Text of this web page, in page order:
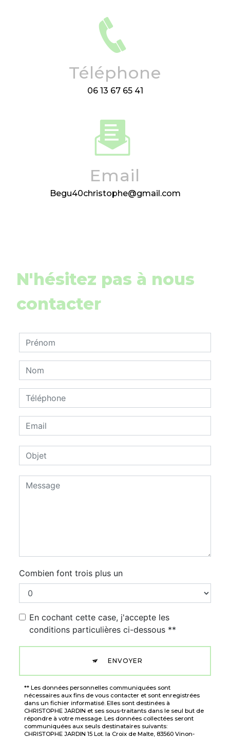
Téléphone
06 13 67 65 41
Email
begu40christophe@gmail.com
N'hésitez pas à nous
contacter
Combien font trois plus un
En cochant cette case, j'accepte les
conditions particulières ci-dessous **
ENVOYER
** Les données personnelles communiquées sont
nécessaires aux fins de vous contacter et sont enregistrées
dans un fichier informatisé. Elles sont destinées à
CHRISTOPHE JARDIN et ses sous-traitants dans le seul but de
répondre à votre message. Les données collectées seront
communiquées aux seuls destinataires suivants:
CHRISTOPHE JARDIN 15 Lot. la Croix de Malte, 83560 Vinon-